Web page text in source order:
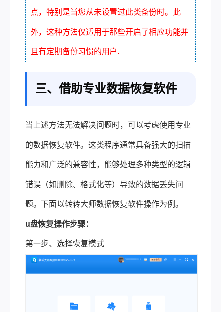
点，特别是当您从未设置过此类备份时。此
外，这种方法仅适用于那些开启了相应功能并
且有定期备份习惯的用户.
三、借助专业数据恢复软件
当上述方法无法解决问题时，可以考虑使用专业
的数据恢复软件。这类程序通常具备强大的扫描
能力和广泛的兼容性，能够处理多种类型的逻辑
错误（如删除、格式化等）导致的数据丢失问
题。下面以转转大师数据恢复软件操作为例。
u盘恢复操作步骤：
第一步、选择恢复模式